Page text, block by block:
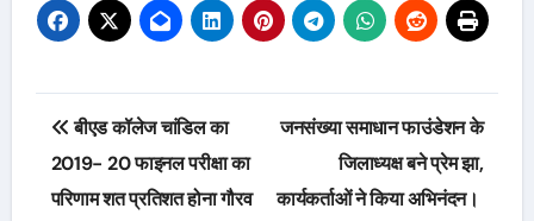
Post
navigation
बीएड कॉलेज चांडिल का
2019- 20 फाइनल परीक्षा का
परिणाम शत प्रतिशत होना गौरव
जनसंख्या समाधान फाउंडेशन के
जिलाध्यक्ष बने प्रेम झा,
कार्यकर्ताओं ने किया अभिनंदन।